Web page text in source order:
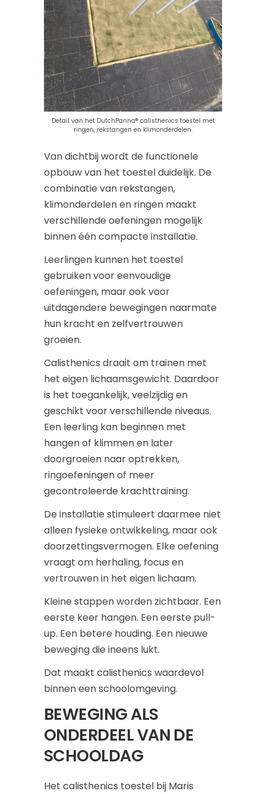
Detail van het DutchPanna® calisthenics toestel met
ringen, rekstangen en klimonderdelen.
Van dichtbij wordt de functionele
opbouw van het toestel duidelijk. De
combinatie van rekstangen,
klimonderdelen en ringen maakt
verschillende oefeningen mogelijk
binnen één compacte installatie.
Leerlingen kunnen het toestel
gebruiken voor eenvoudige
oefeningen, maar ook voor
uitdagendere bewegingen naarmate
hun kracht en zelfvertrouwen
groeien.
Calisthenics draait om trainen met
het eigen lichaamsgewicht. Daardoor
is het toegankelijk, veelzijdig en
geschikt voor verschillende niveaus.
Een leerling kan beginnen met
hangen of klimmen en later
doorgroeien naar optrekken,
ringoefeningen of meer
gecontroleerde krachttraining.
De installatie stimuleert daarmee niet
alleen fysieke ontwikkeling, maar ook
doorzettingsvermogen. Elke oefening
vraagt om herhaling, focus en
vertrouwen in het eigen lichaam.
Kleine stappen worden zichtbaar. Een
eerste keer hangen. Een eerste pull-
up. Een betere houding. Een nieuwe
beweging die ineens lukt.
Dat maakt calisthenics waardevol
binnen een schoolomgeving.
BEWEGING ALS
ONDERDEEL VAN DE
SCHOOLDAG
Het calisthenics toestel bij Maris